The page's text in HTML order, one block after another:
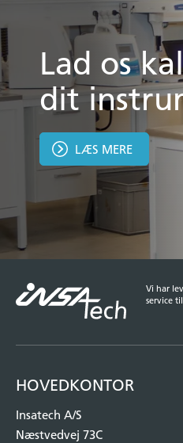
Lad os
dit
LÆS MERE
Vi har
service
HOVEDKONTOR
Insatech A/S
Næstvedvej 73C